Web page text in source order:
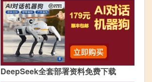
DeepSeek全套部署资料免费下载